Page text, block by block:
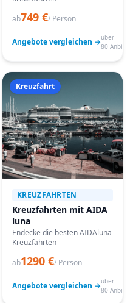
ab749 €/ Person
Angebote vergleichen →über
80
Kreuzfahrt
KREUZFAHRTEN
Kreuzfahrten mit AIDA
luna
Endecke die besten AIDAluna
Kreuzfahrten
ab1290 €/ Person
Angebote vergleichen →über
80